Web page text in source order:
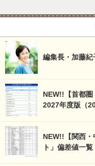
編集長・加藤紀
NEW!!【首都圏
2027年度版（
NEW!!【関西・
ト」偏差値一覧